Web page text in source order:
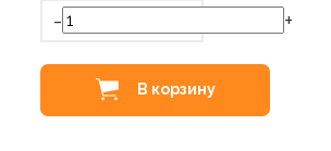
- +
В корзину